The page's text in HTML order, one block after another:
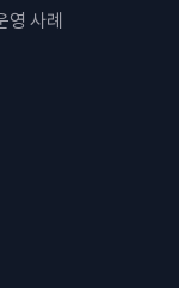
영 사례